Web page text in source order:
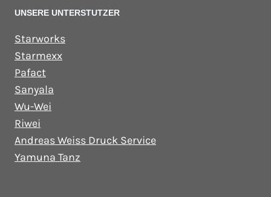
UNSERE UNTERSTUTZER
Starworks
Starmexx
Pafact
Sanyala
Wu-Wei
Riwei
Andreas Weiss Druck Service
Yamuna Tanz